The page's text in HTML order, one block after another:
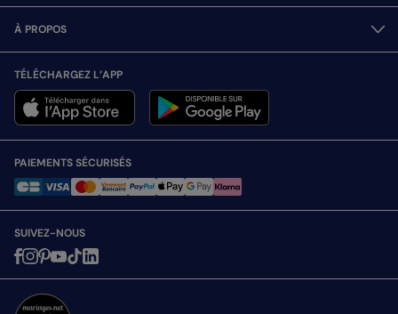
À PROPOS
TÉLÉCHARGEZ L’APP
PAIEMENTS SÉCURISÉS
SUIVEZ-NOUS